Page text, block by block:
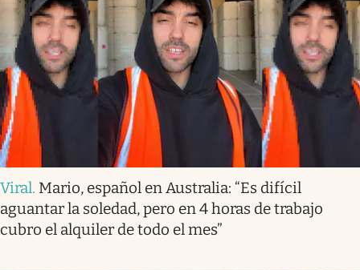
Viral. Mario, español en Australia: “Es difícil
aguantar la soledad, pero en 4 horas de trabajo
cubro el alquiler de todo el mes”